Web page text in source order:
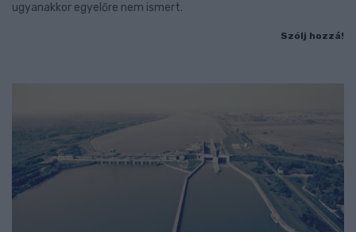
ugyanakkor egyelőre nem ismert.
Szólj hozzá!